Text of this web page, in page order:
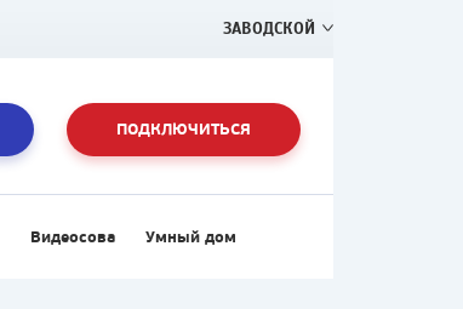
ЗАВОДСКОЙ
ПОДКЛЮЧИТЬСЯ
Видеосова Умный дом